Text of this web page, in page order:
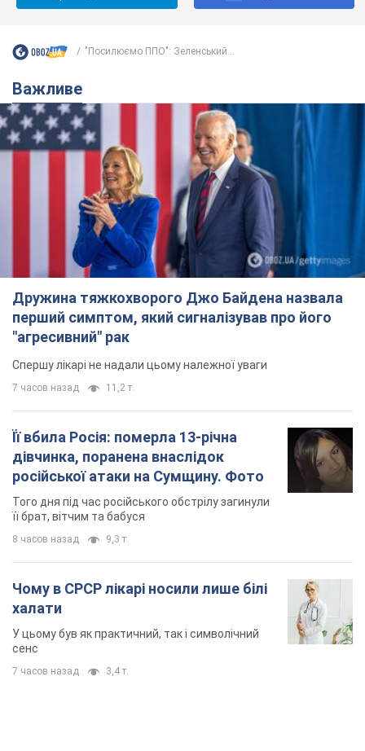
"Посилюємо ППО": Зеленський...
Важливе
Дружина тяжкохворого Джо Байдена назвала
перший симптом, який сигналізував про його
"агресивний" рак
Спершу лікарі не надали цьому належної уваги
7 часов назад 11,2 т.
Її вбила Росія: померла 13-річна
дівчинка, поранена внаслідок
російської атаки на Сумщину. Фото
Того дня під час російського обстрілу загинули
її брат, вітчим та бабуся
8 часов назад 9,3 т.
Чому в СРСР лікарі носили лише білі
халати
У цьому був як практичний, так і символічний
сенс
7 часов назад 3,4 т.